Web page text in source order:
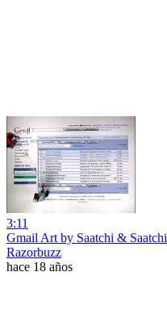
3:11
Gmail Art by Saatchi & Saatchi
Razorbuzz
hace 18 años